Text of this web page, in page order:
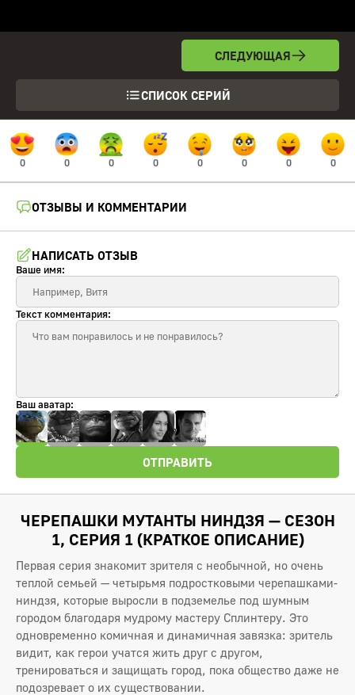
СПИСОК СЕРИЙ
СЛЕДУЮЩАЯ
0 0 0 0 0 0 0 0
ОТЗЫВЫ И КОММЕНТАРИИ
НАПИСАТЬ ОТЗЫВ
Ваше имя:
Текст комментария:
Ваш аватар:
ОТПРАВИТЬ
ЧЕРЕПАШКИ МУТАНТЫ НИНДЗЯ — СЕЗОН
1, СЕРИЯ 1 (КРАТКОЕ ОПИСАНИЕ)
Первая серия знакомит зрителя с необычной, но очень
теплой семьей — четырьмя подростковыми черепашками-
ниндзя, которые выросли в подземелье под шумным
городом благодаря мудрому мастеру Сплинтеру. Это
одновременно комичная и динамичная завязка: зритель
видит, как герои учатся жить друг с другом,
тренироваться и защищать город, пока общество даже не
подозревает о их существовании.